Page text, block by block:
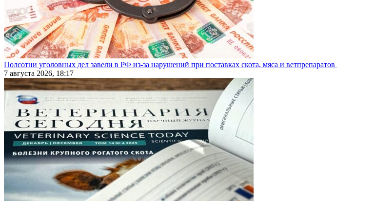
Полсотни уголовных дел завели в РФ из-за нарушений при поставках скота, мяса и ветпрепаратов
7 августа 2026, 18:17